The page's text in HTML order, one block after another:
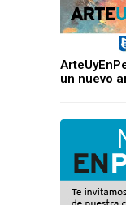
un nuevo